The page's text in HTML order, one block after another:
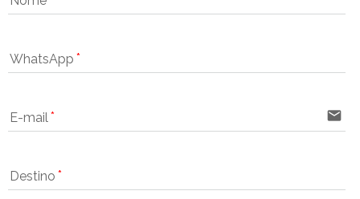
WhatsApp
E-mail email
Destino